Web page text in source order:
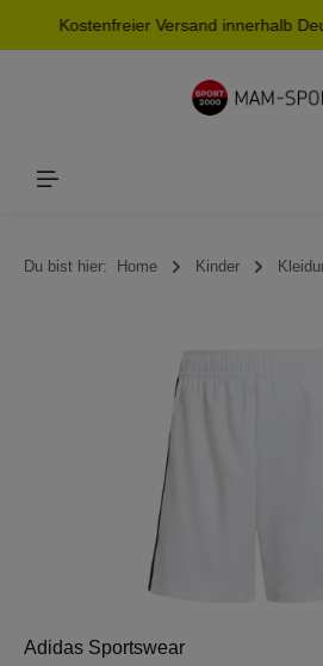
springen
Kostenfreier Versand innerhalb
Du bist hier: Home Kinder
Bildergalerie überspringen
Adidas Sportswear